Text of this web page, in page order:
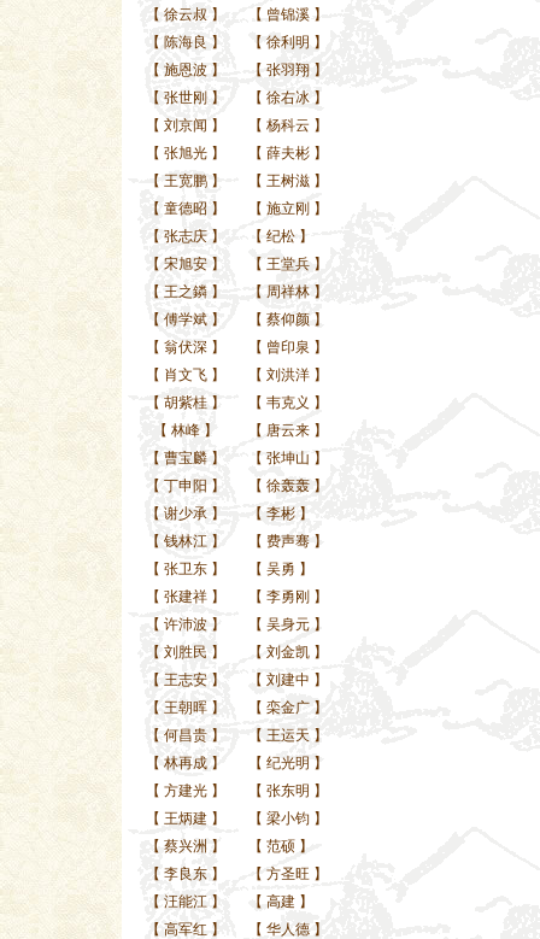
【 徐云叔 】 【 曾锦溪 】
【 陈海良 】 【 徐利明 】
【 施恩波】 【 张羽翔 】
【 张世刚 】 【 徐右冰 】
【 刘京闻 】 【 杨科云 】
【 张旭光】 【 薛夫彬 】
【 王宽鹏】 【 王树滋 】
【 童德昭 】 【 施立刚 】
【 张志庆】 【 纪松 】
【 宋旭安】 【 王堂兵 】
【 王之鏻】 【 周祥林 】
【 傅学斌】 【 蔡仰颜 】
【 翁伏深】 【 曾印泉 】
【 肖文飞】 【 刘洪洋 】
【 胡紫桂】 【 韦克义 】
【 林峰】 【 唐云来 】
【 曹宝麟】 【 张坤山 】
【 丁申阳 】 【 徐轰轰 】
【 谢少承】 【 李彬 】
【 钱林江】 【 费声骞 】
【 张卫东】 【 吴勇 】
【 张建祥】 【 李勇刚 】
【 许沛波】 【 吴身元 】
【 刘胜民 】 【 刘金凯 】
【 王志安】 【 刘建中 】
【 王朝晖】 【 栾金广 】
【 何昌贵】 【 王运天 】
【 林再成】 【 纪光明 】
【 方建光】 【 张东明 】
【 王炳建】 【 梁小钧 】
【 蔡兴洲 】 【 范硕 】
【 李良东】 【 方圣旺 】
【 汪能江】 【 高建 】
【 高军红 】 【 华人德 】